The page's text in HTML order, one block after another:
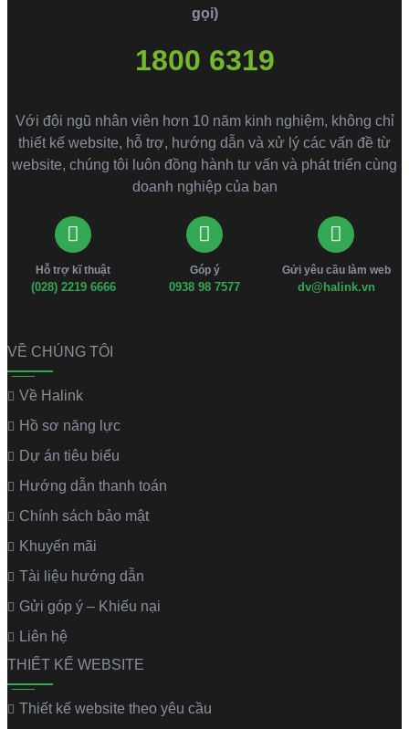
gọi)
1800 6319
Với đội ngũ nhân viên hơn 10 năm kinh nghiệm, không chỉ
thiết kế website, hỗ trợ, hướng dẫn và xử lý các vấn đề từ
website, chúng tôi luôn đồng hành tư vấn và phát triển cùng
doanh nghiệp của bạn
Hỗ trợ kĩ thuật
(028) 2219 6666
Góp ý
0938 98 7577
Gửi yêu cầu làm web
dv@halink.vn
VỀ CHÚNG TÔI
Về Halink
Hồ sơ năng lực
Dự án tiêu biểu
Hướng dẫn thanh toán
Chính sách bảo mật
Khuyến mãi
Tài liệu hướng dẫn
Gửi góp ý – Khiếu nại
Liên hệ
THIẾT KẾ WEBSITE
Thiết kế website theo yêu cầu